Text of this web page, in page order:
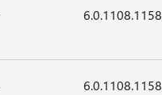
6.0.1108.1158
6.0.1108.1158